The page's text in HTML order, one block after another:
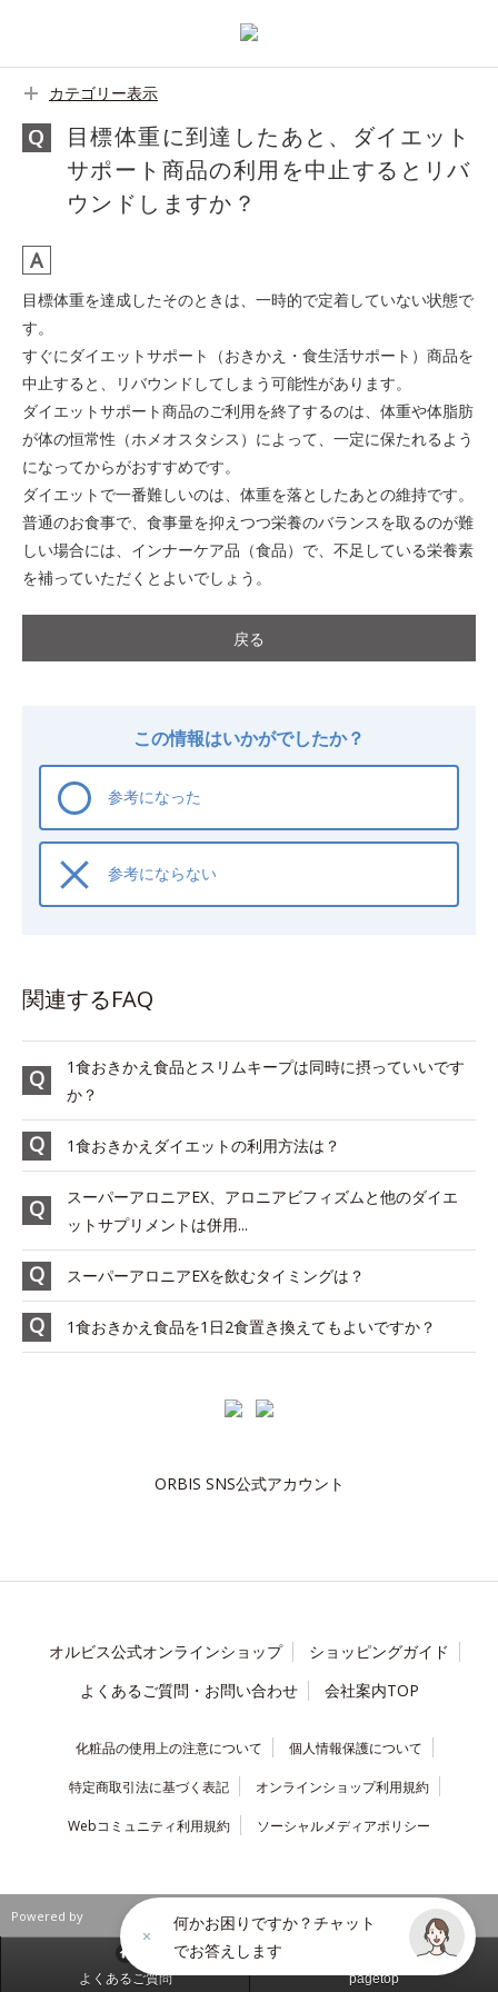
カテゴリー表示
目標体重に到達したあと、ダイエット
サポート商品の利用を中止するとリバ
ウンドしますか？
目標体重を達成したそのときは、一時的で定着していない状態で
す。
すぐにダイエットサポート（おきかえ・食生活サポート）商品を
中止すると、リバウンドしてしまう可能性があります。
ダイエットサポート商品のご利用を終了するのは、体重や体脂肪
が体の恒常性（ホメオスタシス）によって、一定に保たれるよう
になってからがおすすめです。
ダイエットで一番難しいのは、体重を落としたあとの維持です。
普通のお食事で、食事量を抑えつつ栄養のバランスを取るのが難
しい場合には、インナーケア品（食品）で、不足している栄養素
を補っていただくとよいでしょう。
戻る
この情報はいかがでしたか？
参考になった
参考にならない
関連するFAQ
1食おきかえ食品とスリムキープは同時に摂っていいです
か？
1食おきかえダイエットの利用方法は？
スーパーアロニアEX、アロニアビフィズムと他のダイエ
ットサプリメントは併用...
スーパーアロニアEXを飲むタイミングは？
1食おきかえ食品を1日2食置き換えてもよいですか？
ORBIS SNS公式アカウント
オルビス公式オンラインショップ
ショッピングガイド
よくあるご質問・お問い合わせ
会社案内TOP
化粧品の使用上の注意について 個人情報保護について
特定商取引法に基づく表記 オンラインショップ利用規約
Webコミュニティ利用規約 ソーシャルメディアポリシー
Powered by
よくあるご質問 pagetop
何かお困りですか？チャット
でお答えします